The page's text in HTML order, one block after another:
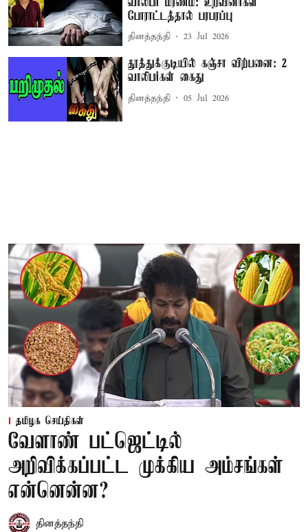
போராட்டத்தால் பரபரப்பு
தினத்தந்தி 23 Jul 2026
தூத்துக்குடியில் கஞ்சா விற்பனை: 2
வாலிபர்கள் கைது
தினத்தந்தி 05 Jul 2026
தமிழக செய்திகள்
வேளாண் பட்ஜெட்டில்
அறிவிக்கப்பட்ட முக்கிய அம்சங்கள்
என்னென்ன?
தினத்தந்தி